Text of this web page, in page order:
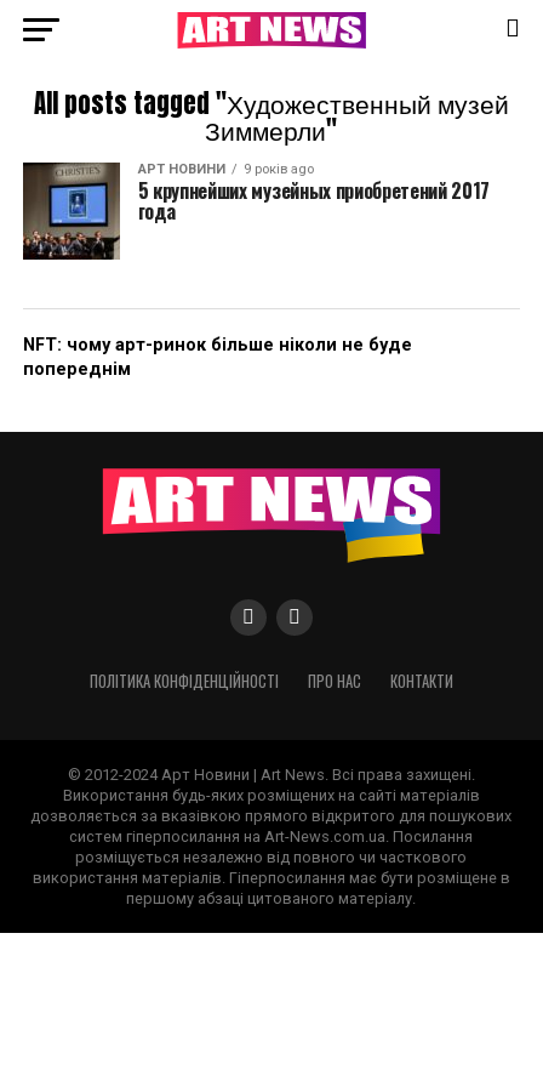
All posts tagged "Художественный музей
Зиммерли"
АРТ НОВИНИ 9 років ago
5 крупнейших музейных приобретений 2017
года
NFT: чому арт-ринок більше ніколи не буде
попереднім
ПОЛІТИКА КОНФІДЕНЦІЙНОСТІ ПРО НАС КОНТАКТИ
© 2012-2024 Арт Новини | Art News. Всі права захищені.
Використання будь-яких розміщених на сайті матеріалів
дозволяється за вказівкою прямого відкритого для пошукових
систем гіперпосилання на Art-News.com.ua. Посилання
розміщується незалежно від повного чи часткового
використання матеріалів. Гіперпосилання має бути розміщене в
першому абзаці цитованого матеріалу.